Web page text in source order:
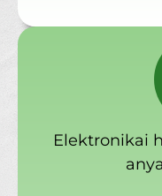
Elektronikai